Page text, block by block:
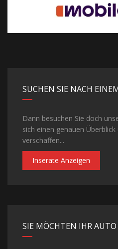
SUCHEN SIE NACH
Dann besuchen Sie doch
sich einen genauen
verschaffen...
Inserate Anzeigen
SIE MÖCHTEN IHR AUTO